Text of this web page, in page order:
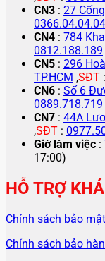
CN3 : 27
0366.04.04.04
CN4 : 784
0812.188.189
CN5 : 296
TP.HCM ,SĐT :
CN6 : Số 6
0889.718.719
CN7 : 44A
,SĐT :
Giờ làm việc :
17:00)
HỖ TRỢ
Chính sách bảo mật
Chính sách bảo